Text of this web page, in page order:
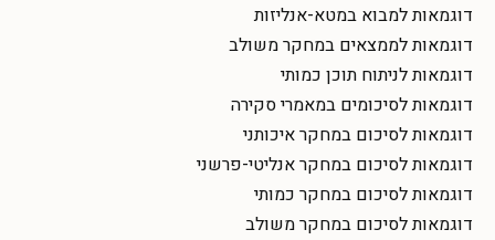
דוגמאות למבוא במטא-אנליזות
דוגמאות לממצאים במחקר משולב
דוגמאות לניתוח תוכן כמותי
דוגמאות לסיכומים במאמרי סקירה
דוגמאות לסיכום במחקר איכותני
דוגמאות לסיכום במחקר אנליטי-פרשני
דוגמאות לסיכום במחקר כמותי
דוגמאות לסיכום במחקר משולב